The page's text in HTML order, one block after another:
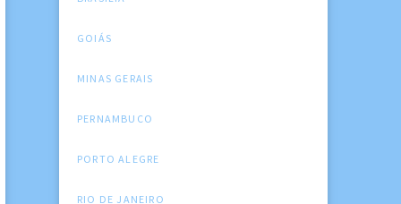
GOIÁS
MINAS GERAIS
PERNAMBUCO
PORTO ALEGRE
RIO DE JANEIRO